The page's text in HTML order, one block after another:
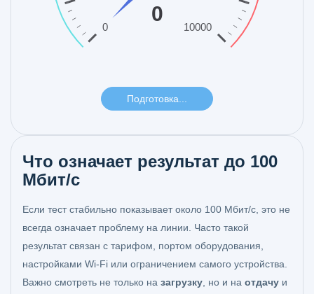
Что означает результат до 100
Мбит/с
Если тест стабильно показывает около 100 Мбит/с, это не
всегда означает проблему на линии. Часто такой
результат связан с тарифом, портом оборудования,
настройками Wi-Fi или ограничением самого устройства.
Важно смотреть не только на загрузку , но и на отдачу и